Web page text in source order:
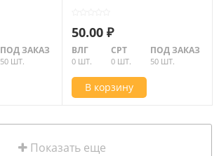
ПОД ЗАКАЗ
50 ШТ.
50.00 ₽
ВЛГ
0 ШТ.
СРТ
0 ШТ.
ПОД ЗАКАЗ
50 ШТ.
В корзину
Показать еще